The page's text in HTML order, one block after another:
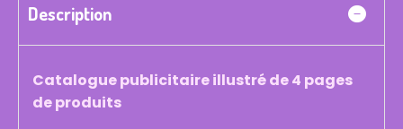
Description
Catalogue publicitaire illustré de 4 pages
de produits